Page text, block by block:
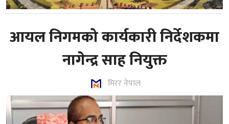
आयल निगमको कार्यकारी निर्देशकमा
नागेन्द्र साह नियुक्त
मिरर नेपाल